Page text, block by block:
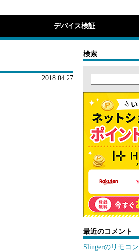
デバイス検証
2018.04.27
検索
最近のコメント
Slingerのリモコ